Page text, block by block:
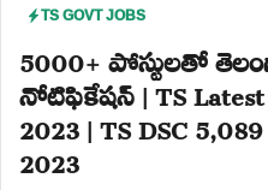
TS GOVT JOBS
5000+ పోస్టులతో
నోటిఫికేషన్ | TS Latest
2023 | TS DSC
2023